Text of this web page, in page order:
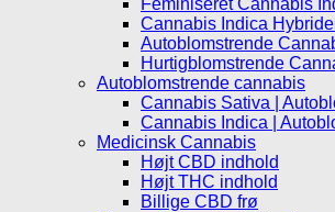
Feminiseret Cannabis
Cannabis Indica
Autoblomstrende
Hurtigblomstrende
Autoblomstrende cannabis
Cannabis Sativa |
Cannabis Indica |
Medicinsk Cannabis
Højt CBD indhold
Højt THC indhold
Billige CBD frø